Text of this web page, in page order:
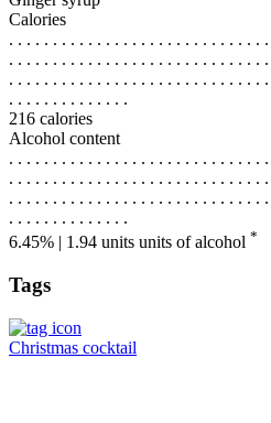
Calories
. . . . . . . . . . . . . . . . . . . . . . . . . . . . .
. . . . . . . . . . . . . . . . . . . . . . . . . . . . .
. . . . . . . . . . . . . . . . . . . . . . . . . . . . .
. . . . . . . . . . . . . .
216 calories
Alcohol content
. . . . . . . . . . . . . . . . . . . . . . . . . . . . .
. . . . . . . . . . . . . . . . . . . . . . . . . . . . .
. . . . . . . . . . . . . . . . . . . . . . . . . . . . .
. . . . . . . . . . . . . .
6.45% | 1.94 units units of alcohol *
Tags
Christmas cocktail